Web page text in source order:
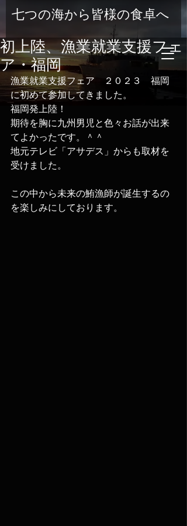
七つの海から皆様の食卓へ
初上陸、漁業就業支援フェ
ア・福岡
漁業就業支援フェア　２０２３　福岡
に初めて参加してきました。
福岡発上陸！
期待を胸に九州男児と色々お話が出来
てよかったです。＾＾
地元テレビ「アサデス」からも取材を
受けました。
この中から未来の鮪漁師が誕生するの
を楽しみにしております。